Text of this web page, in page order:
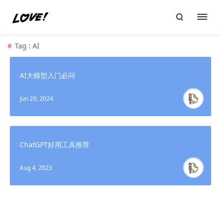
Tag : AI
AI大模型入门必问
Jun 20, 2024
ChatGPT好用工具推荐
Aug 4, 2023